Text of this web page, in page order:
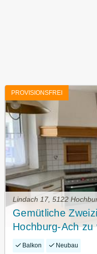
PROVISIONSFREI
Lindach 17, 5122
Gemütliche
Hochburg-Ach zu
Balkon Neubau